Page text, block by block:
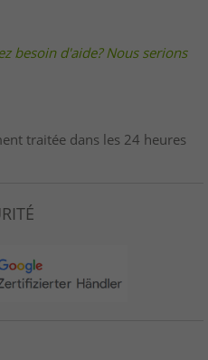
besoin d'aide? Nous serions
traitée dans les 24 heures